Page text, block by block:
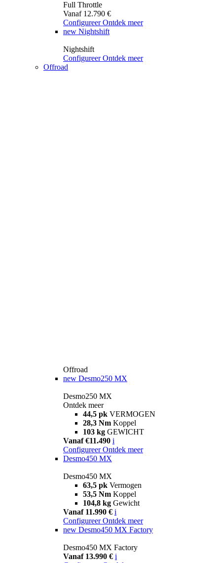
Full Throttle
Vanaf 12.790 €
Configureer Ontdek meer
new Nightshift
Nightshift
Configureer Ontdek meer
Offroad
Offroad
new Desmo250 MX
Desmo250 MX
Ontdek meer
44,5 pk VERMOGEN
28,3 Nm Koppel
103 kg GEWICHT
Vanaf €11.490 i
Configureer Ontdek meer
Desmo450 MX
Desmo450 MX
63,5 pk Vermogen
53,5 Nm Koppel
104,8 kg Gewicht
Vanaf 11.990 € i
Configureer Ontdek meer
new Desmo450 MX Factory
Desmo450 MX Factory
Vanaf 13.990 € i